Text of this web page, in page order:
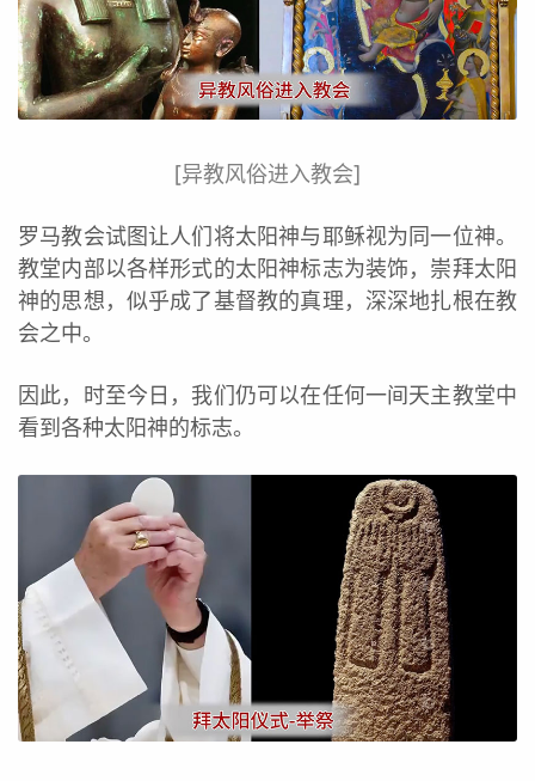
[异教风俗进入教会]
罗马教会试图让人们将太阳神与耶稣视为同一位神。
教堂内部以各样形式的太阳神标志为装饰，崇拜太阳
神的思想，似乎成了基督教的真理，深深地扎根在教
会之中。
因此，时至今日，我们仍可以在任何一间天主教堂中
看到各种太阳神的标志。